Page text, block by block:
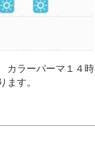
カラーパーマ１４時
ます。